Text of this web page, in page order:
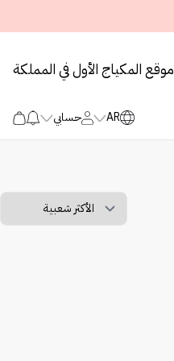
موقع المكياج الأول في المملكة
AR حسابي